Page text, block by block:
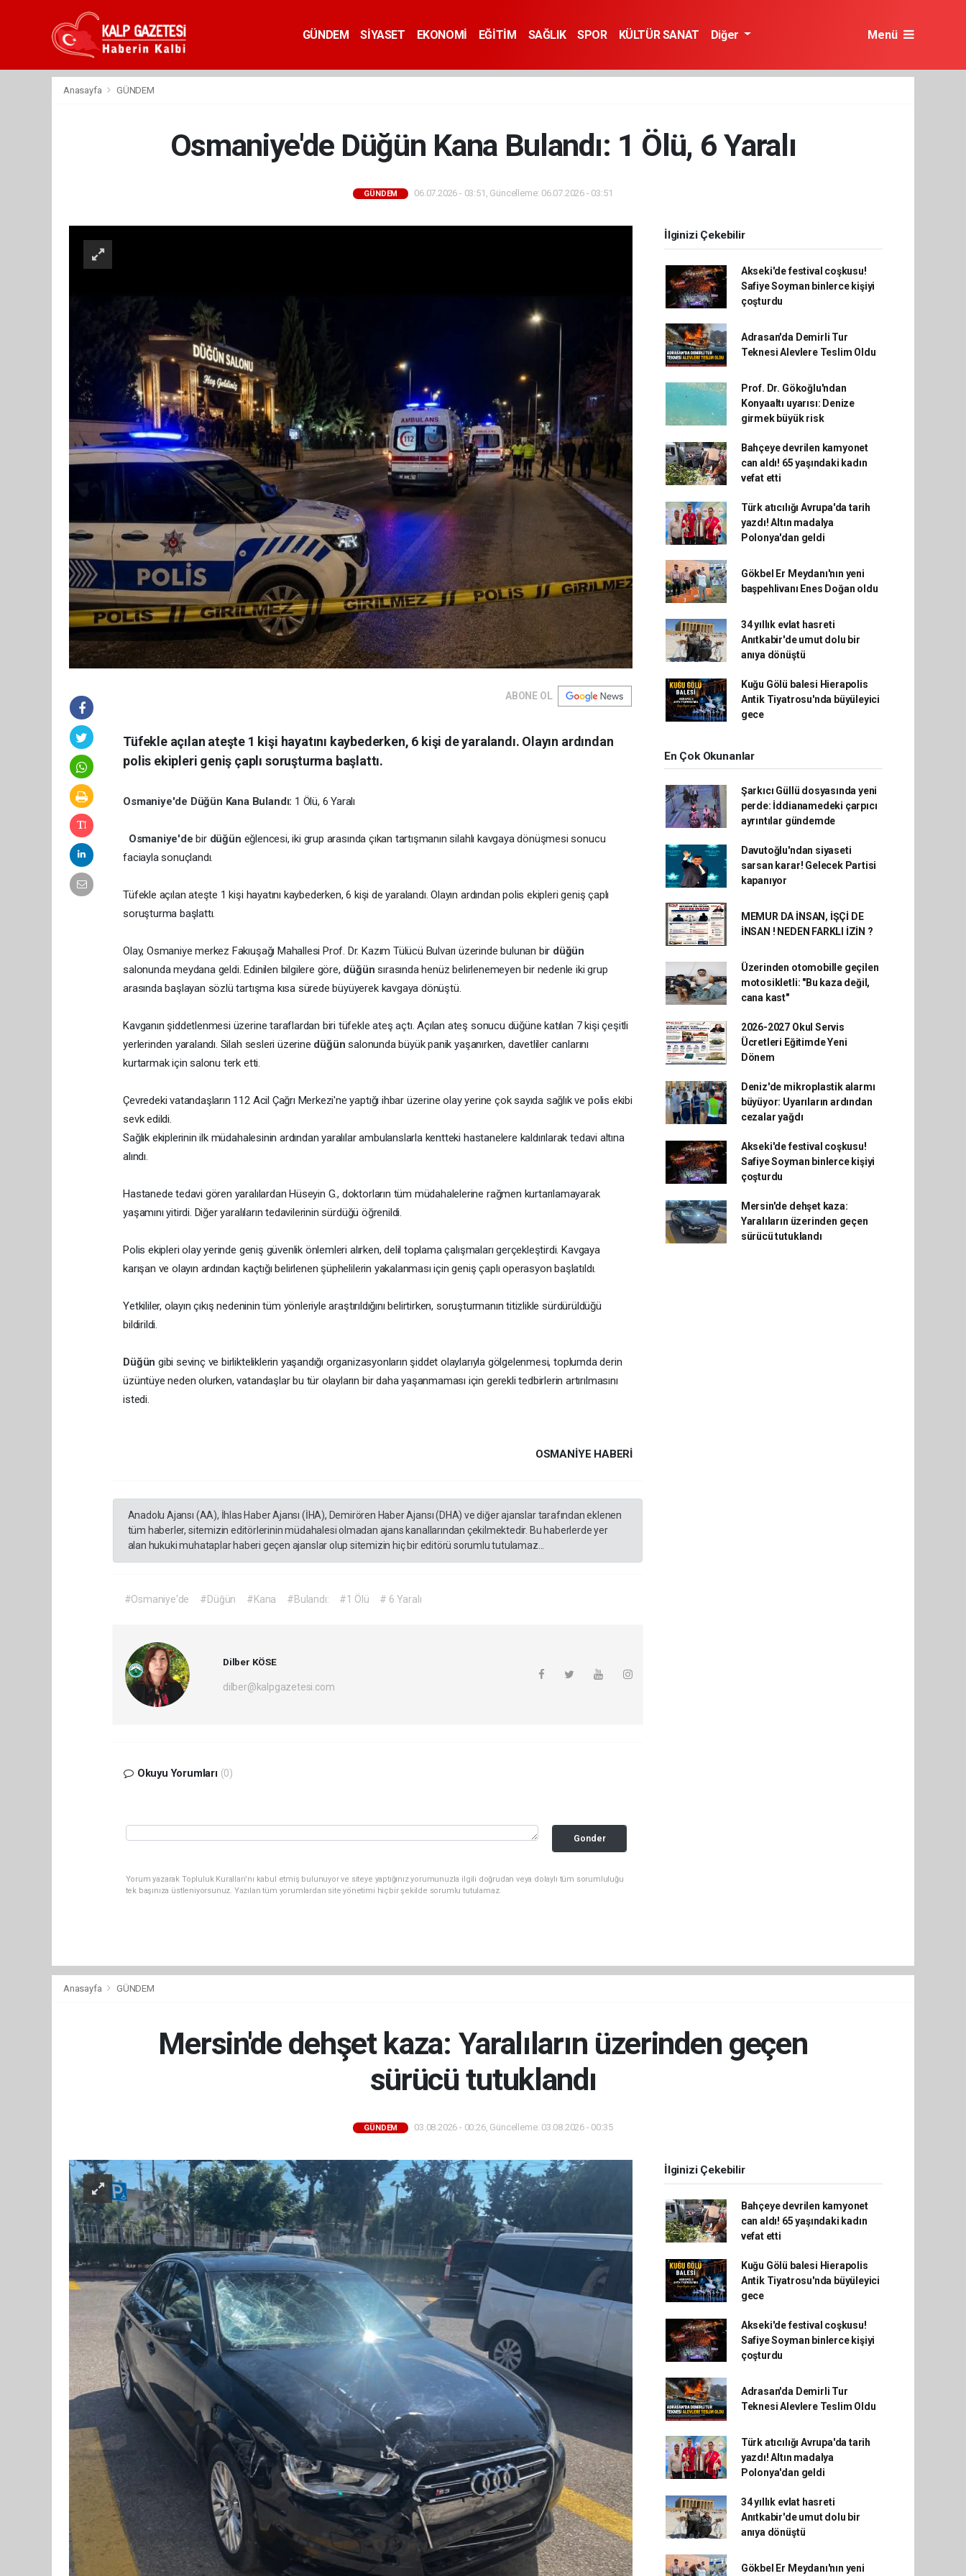
GÜNDEM SİYASET EKONOMİ EĞİTİM SAĞLIK SPOR KÜLTÜR SANAT Diğer Menü
Anasayfa GÜNDEM
Osmaniye'de Düğün Kana Bulandı: 1 Ölü, 6 Yaralı
GÜNDEM 06.07.2026 - 03:51, Güncelleme: 06.07.2026 - 03:51
ABONE OL
Tüfekle açılan ateşte 1 kişi hayatını kaybederken, 6 kişi de yaralandı. Olayın ardından
polis ekipleri geniş çaplı soruşturma başlattı.
Osmaniye'de Düğün Kana Bulandı: 1 Ölü, 6 Yaralı
Osmaniye'debir düğün eğlencesi, iki grup arasında çıkan tartışmanın silahlı kavgaya dönüşmesi sonucu
faciayla sonuçlandı.
Tüfekle açılan ateşte 1 kişi hayatını kaybederken, 6 kişi de yaralandı. Olayın ardından polis ekipleri geniş çaplı
soruşturma başlattı.
Olay, Osmaniye merkez Fakıuşağı Mahallesi Prof. Dr. Kazım Tülücü Bulvarı üzerinde bulunan bir düğün
salonunda meydana geldi. Edinilen bilgilere göre, düğünsırasında henüz belirlenemeyen bir nedenle iki grup
arasında başlayan sözlü tartışma kısa sürede büyüyerek kavgaya dönüştü.
Kavganın şiddetlenmesi üzerine taraflardan biri tüfekle ateş açtı. Açılan ateş sonucu düğüne katılan 7 kişi çeşitli
yerlerinden yaralandı. Silah sesleri üzerine düğünsalonunda büyük panik yaşanırken, davetliler canlarını
kurtarmak için salonu terk etti.
Çevredeki vatandaşların 112 Acil Çağrı Merkezi'ne yaptığı ihbar üzerine olay yerine çok sayıda sağlık ve polis ekibi
sevk edildi.
Sağlık ekiplerinin ilk müdahalesinin ardından yaralılar ambulanslarla kentteki hastanelere kaldırılarak tedavi altına
alındı.
Hastanede tedavi gören yaralılardan Hüseyin G., doktorların tüm müdahalelerine rağmen kurtarılamayarak
yaşamını yitirdi. Diğer yaralıların tedavilerinin sürdüğü öğrenildi.
Polis ekipleri olay yerinde geniş güvenlik önlemleri alırken, delil toplama çalışmaları gerçekleştirdi. Kavgaya
karışan ve olayın ardından kaçtığı belirlenen şüphelilerin yakalanması için geniş çaplı operasyon başlatıldı.
Yetkililer, olayın çıkış nedeninin tüm yönleriyle araştırıldığını belirtirken, soruşturmanın titizlikle sürdürüldüğü
bildirildi.
Düğün gibi sevinç ve birlikteliklerin yaşandığı organizasyonların şiddet olaylarıyla gölgelenmesi, toplumda derin
üzüntüye neden olurken, vatandaşlar bu tür olayların bir daha yaşanmaması için gerekli tedbirlerin artırılmasını
istedi.
OSMANIYE HABERİ
Anadolu Ajansı (AA), İhlas Haber Ajansı (İHA), Demirören Haber Ajansı (DHA) ve diğer ajanslar tarafından eklenen
tüm haberler, sitemizin editörlerinin müdahalesi olmadan ajans kanallarından çekilmektedir. Bu haberlerde yer
alan hukuki muhataplar haberi geçen ajanslar olup sitemizin hiç bir editörü sorumlu tutulamaz...
#Osmaniye'de #Düğün #Kana #Bulandı: #1 Ölü # 6 Yaralı
Dilber KÖSE
dilber@kalpgazetesi.com
Okuyu Yorumları (0)
Gonder
Yorum yazarak Topluluk Kuralları’nı kabul etmiş bulunuyor ve siteye yaptığınız yorumunuzla ilgili doğrudan veya dolaylı tüm sorumluluğu
tek başınıza üstleniyorsunuz. Yazılan tüm yorumlardan site yönetimi hiçbir şekilde sorumlu tutulamaz.
İlginizi Çekebilir
Akseki'de festival coşkusu!
Safiye Soyman binlerce kişiyi
çoşturdu
Adrasan'da Demirli Tur
Teknesi Alevlere Teslim Oldu
Prof. Dr. Gökoğlu'ndan
Konyaaltı uyarısı: Denize
girmek büyük risk
Bahçeye devrilen kamyonet
can aldı! 65 yaşındaki kadın
vefat etti
Türk atıcılığı Avrupa'da tarih
yazdı! Altın madalya
Polonya'dan geldi
Gökbel Er Meydanı'nın yeni
başpehlivanı Enes Doğan oldu
34 yıllık evlat hasreti
Anıtkabir'de umut dolu bir
anıya dönüştü
Kuğu Gölü balesi Hierapolis
Antik Tiyatrosu'nda büyüleyici
gece
En Çok Okunanlar
Şarkıcı Güllü dosyasında yeni
perde: İddianamedeki çarpıcı
ayrıntılar gündemde
Davutoğlu'ndan siyaseti
sarsan karar! Gelecek Partisi
kapanıyor
MEMUR DA İNSAN, İŞÇİ DE
İNSAN ! NEDEN FARKLI İZİN ?
Üzerinden otomobille geçilen
motosikletli: "Bu kaza değil,
cana kast"
2026-2027 Okul Servis
Ücretleri Eğitimde Yeni
Dönem
Deniz'de mikroplastik alarmı
büyüyor: Uyarıların ardından
cezalar yağdı
Akseki'de festival coşkusu!
Safiye Soyman binlerce kişiyi
çoşturdu
Mersin'de dehşet kaza:
Yaralıların üzerinden geçen
sürücü tutuklandı
Anasayfa GÜNDEM
Mersin'de dehşet kaza: Yaralıların üzerinden geçen
sürücü tutuklandı
GÜNDEM 03.08.2026 - 00:26, Güncelleme: 03.08.2026 - 00:35
İlginizi Çekebilir
Bahçeye devrilen kamyonet
can aldı! 65 yaşındaki kadın
vefat etti
Kuğu Gölü balesi Hierapolis
Antik Tiyatrosu'nda büyüleyici
gece
Akseki'de festival coşkusu!
Safiye Soyman binlerce kişiyi
çoşturdu
Adrasan'da Demirli Tur
Teknesi Alevlere Teslim Oldu
Türk atıcılığı Avrupa'da tarih
yazdı! Altın madalya
Polonya'dan geldi
34 yıllık evlat hasreti
Anıtkabir'de umut dolu bir
anıya dönüştü
Gökbel Er Meydanı'nın yeni